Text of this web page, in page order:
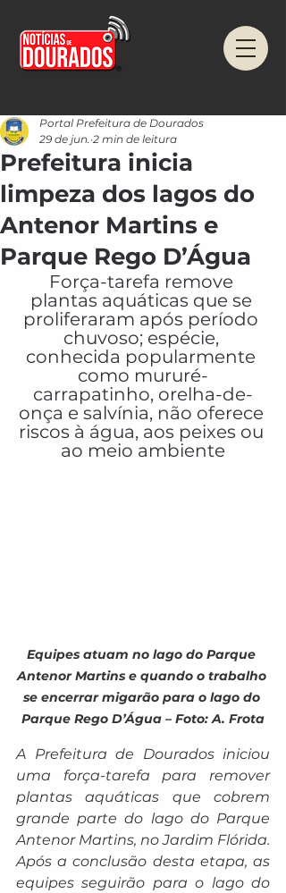
Prefeitura inicia
limpeza dos lagos do
Antenor Martins e
Parque Rego D’Água
Portal Prefeitura de Dourados
29 de jun. 2 min de leitura
Força-tarefa remove
plantas aquáticas que se
proliferaram após período
chuvoso; espécie,
conhecida popularmente
como mururé-
carrapatinho, orelha-de-
onça e salvínia, não oferece
riscos à água, aos peixes ou
ao meio ambiente
Equipes atuam no lago do Parque
Antenor Martins e quando o trabalho
se encerrar migarão para o lago do
Parque Rego D’Água – Foto: A. Frota
A Prefeitura de Dourados iniciou
uma força-tarefa para remover
plantas aquáticas que cobrem
grande parte do lago do Parque
Antenor Martins, no Jardim Flórida.
Após a conclusão desta etapa, as
equipes seguirão para o lago do